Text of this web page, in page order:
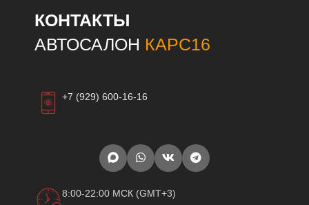
КОНТАКТЫ
АВТОСАЛОН КАРС16
+7 (929) 600-16-16
8:00-22:00 МСК (GMT+3)